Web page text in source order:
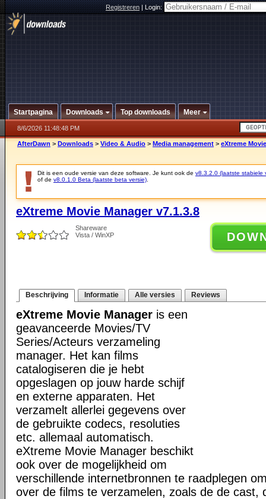
Registreren|Login:
Startpagina Downloads Top downloads Meer
8/6/2026 11:48:48 PM
AfterDawn > Downloads > Video & Audio > Media management > eXtreme
Dit is een oude versie van deze software. Je kunt ook de v8.3.2.0 (laatste stabiele
of de v8.0.1.0 Beta (laatste beta versie)
eXtreme Movie Manager v7.1.3.8
Shareware
Vista / WinXP
Beschrijving Informatie Alle versies Reviews
eXtreme Movie Manager is een
geavanceerde Movies/TV
Series/Acteurs verzameling
manager. Het kan films
catalogiseren die je hebt
opgeslagen op jouw harde schijf
en externe apparaten. Het
verzamelt allerlei gegevens over
de gebruikte codecs, resoluties
etc. allemaal automatisch.
eXtreme Movie Manager beschikt
ook over de mogelijkheid om
verschillende internetbronnen te raadplegen
over de films te verzamelen, zoals de de cast,